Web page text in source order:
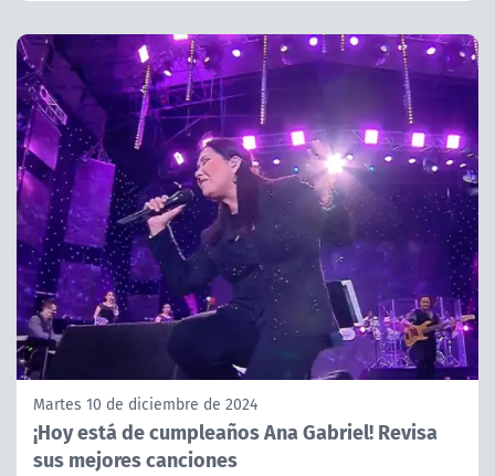
Martes 10 de diciembre de 2024
¡Hoy está de cumpleaños Ana Gabriel! Revisa
sus mejores canciones